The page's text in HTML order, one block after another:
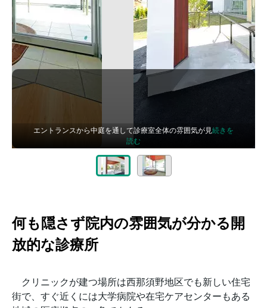
エントランスから中庭を通して診療室全体の雰囲気が見続きを
読む
何も隠さず院内の雰囲気が分かる開
放的な診療所
クリニックが建つ場所は西那須野地区でも新しい住宅
街で、すぐ近くには大学病院や在宅ケアセンターもある